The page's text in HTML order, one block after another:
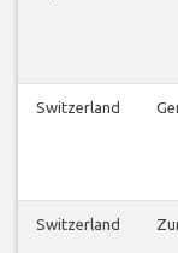
Switzerland
Switzerland